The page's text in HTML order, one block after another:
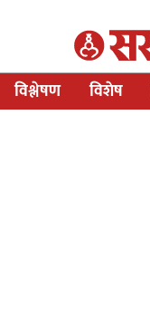
विश्लेषण विशेष